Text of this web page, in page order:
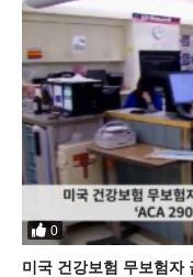
0
미국 건강보험 무보험자